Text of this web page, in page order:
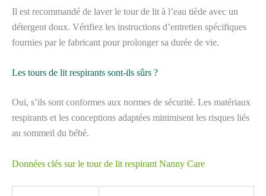
Il est recommandé de laver le tour de lit à l’eau tiède avec un
détergent doux. Vérifiez les instructions d’entretien spécifiques
fournies par le fabricant pour prolonger sa durée de vie.
Les tours de lit respirants sont-ils sûrs ?
Oui, s’ils sont conformes aux normes de sécurité. Les matériaux
respirants et les conceptions adaptées minimisent les risques liés
au sommeil du bébé.
Données clés sur le tour de lit respirant Nanny Care